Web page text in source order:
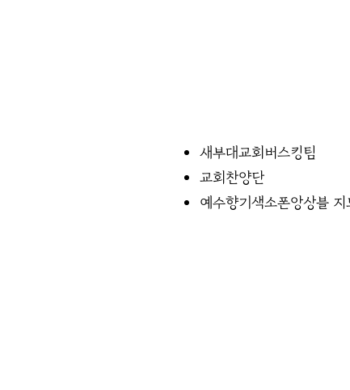
새부대교회버스킹팀
교회찬양단
예수향기색소폰앙상블 지